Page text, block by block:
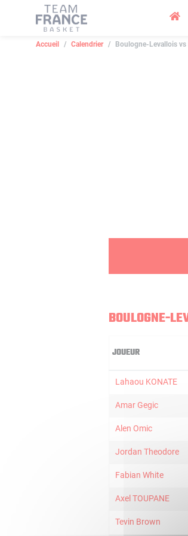
Accueil Calendrier Boulogne-Levallois
BOULOGNE-
JOUEUR
Lahaou KONATE
Amar Gegic
Alen Omic
Jordan Theodore
Fabian White
Axel TOUPANE
Tevin Brown
Panneau de gestion des cookies